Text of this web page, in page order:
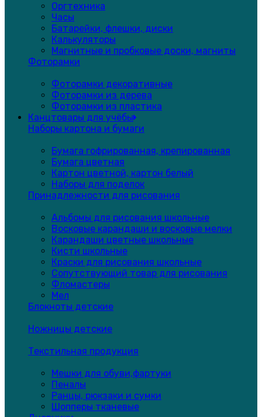
Оргтехника
Часы
Батарейки, флешки, диски
Калькуляторы
Магнитные и пробковые доски, магниты
Фоторамки
Фоторамки декоративные
Фоторамки из дерева
Фоторамки из пластика
Канцтовары для учёбы
Наборы картона и бумаги
Бумага гофрированная, крепированная
Бумага цветная
Картон цветной, картон белый
Наборы для поделок
Принадлежности для рисования
Альбомы для рисования школьные
Восковые карандаши и восковые мелки
Карандаши цветные школьные
Кисти школьные
Краски для рисования школьные
Сопутствующий товар для рисования
Фломастеры
Мел
Блокноты детские
Ножницы детские
Текстильная продукция
Мешки для обуви,фартуки
Пеналы
Ранцы, рюкзаки и сумки
Шопперы тканевые